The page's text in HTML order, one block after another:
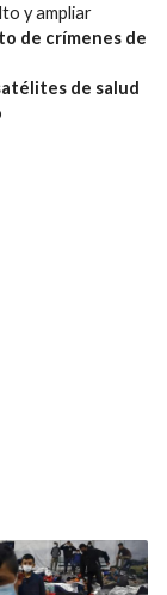
y ampliar
de crímenes de
de salud